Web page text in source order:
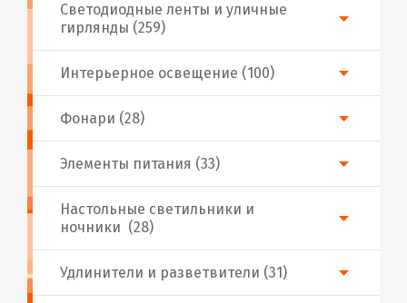
Фонари (28)
Настольные светильники и
ночники (28)
Интерьерное освещение (100)
Светодиодные ленты и уличные
гирлянды (259)
Удлинители и разветвители (31)
Элементы питания (33)